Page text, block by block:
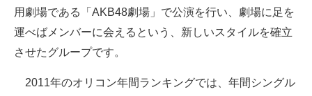
用劇場である「AKB48劇場」で公演を行い、劇場に足を
運べばメンバーに会えるという、新しいスタイルを確立
させたグループです。
2011年のオリコン年間ランキングでは、年間シングル